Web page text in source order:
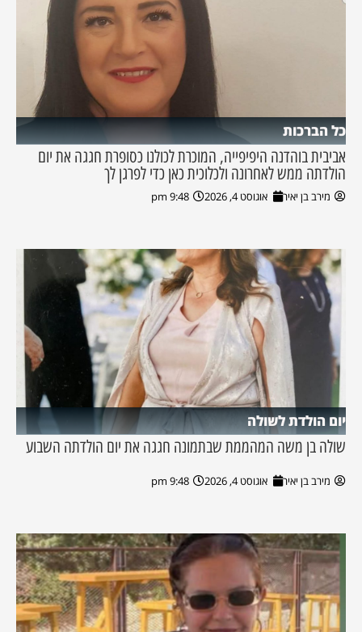
כל הברכות
אביבית בוהדנה היפיפייה, המוכרת לכולנו כסופרת חגגה את יום
הולדתה ממש לאחרונה ולכלוכית כאן כדי לפרגן לך
מירב בן יאיר אוגוסט 4, 2026 9:48 pm
יום הולדת לשולה
שולה בן משה המהממת שבתמונה חגגה את יום הולדתה השבוע
מירב בן יאיר אוגוסט 4, 2026 9:48 pm